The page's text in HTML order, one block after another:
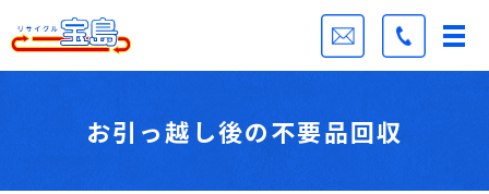
お引っ越し後の不要品回収